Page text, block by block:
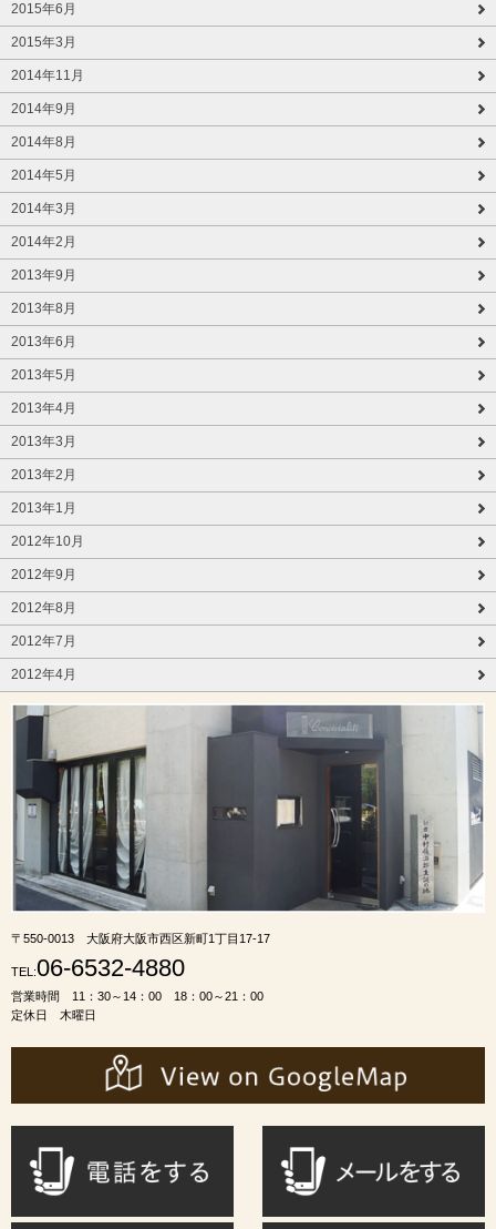
2015年6月
2015年3月
2014年11月
2014年9月
2014年8月
2014年5月
2014年3月
2014年2月
2013年9月
2013年8月
2013年6月
2013年5月
2013年4月
2013年3月
2013年2月
2013年1月
2012年10月
2012年9月
2012年8月
2012年7月
2012年4月
〒550-0013 大阪府大阪市西区新町1丁目17-17
TEL:06-6532-4880
営業時間 11：30～14：00 18：00～21：00
定休日 木曜日